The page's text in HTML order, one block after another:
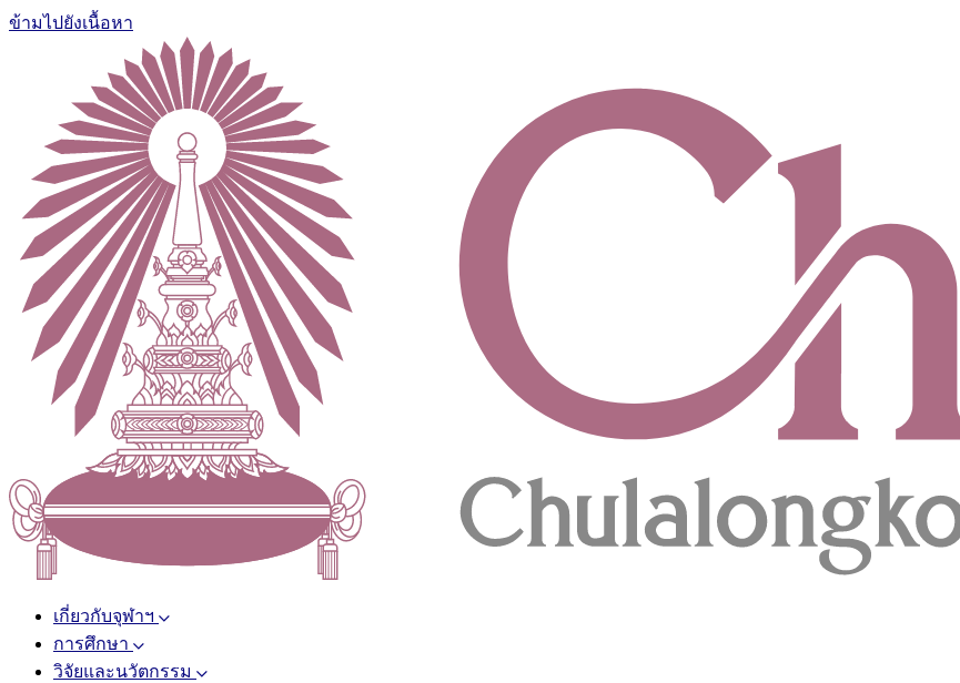
ข้ามไปยังเนื้อหา
เกี่ยวกับจุฬาฯ
การศึกษา
วิจัยและนวัตกรรม